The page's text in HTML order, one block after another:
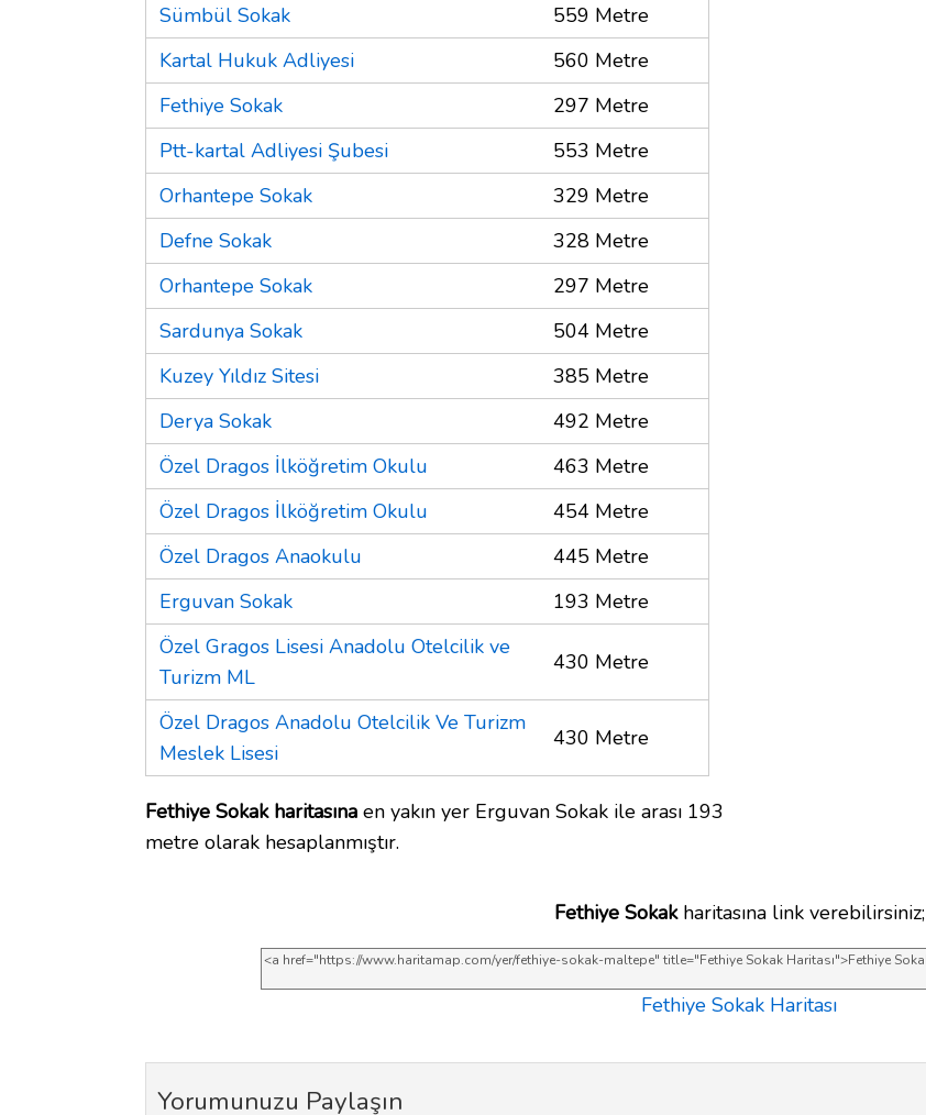
Sümbül Sokak
559 Metre
Kartal Hukuk Adliyesi
560 Metre
Fethiye Sokak
297 Metre
Ptt-kartal Adliyesi Şubesi
553 Metre
Orhantepe Sokak
329 Metre
Defne Sokak
328 Metre
Orhantepe Sokak
297 Metre
Sardunya Sokak
504 Metre
Kuzey Yıldız Sitesi
385 Metre
Derya Sokak
492 Metre
Özel Dragos İlköğretim Okulu
463 Metre
Özel Dragos İlköğretim Okulu
454 Metre
Özel Dragos Anaokulu
445 Metre
Erguvan Sokak
193 Metre
Özel Gragos Lisesi Anadolu Otelcilik ve
Turizm ML
430 Metre
Özel Dragos Anadolu Otelcilik Ve Turizm
Meslek Lisesi
430 Metre
Fethiye Sokak haritasına en yakın yer Erguvan Sokak ile arası 193
metre olarak hesaplanmıştır.
Fethiye Sokakharitasına link verebilirsiniz;
Fethiye Sokak Haritası
Yorumunuzu Paylaşın